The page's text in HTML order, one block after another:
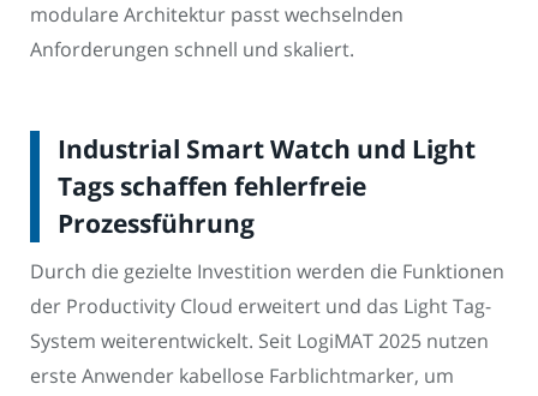
modulare Architektur passt wechselnden
Anforderungen schnell und skaliert.
Industrial Smart Watch und Light
Tags schaffen fehlerfreie
Prozessführung
Durch die gezielte Investition werden die Funktionen
der Productivity Cloud erweitert und das Light Tag-
System weiterentwickelt. Seit LogiMAT 2025 nutzen
erste Anwender kabellose Farblichtmarker, um